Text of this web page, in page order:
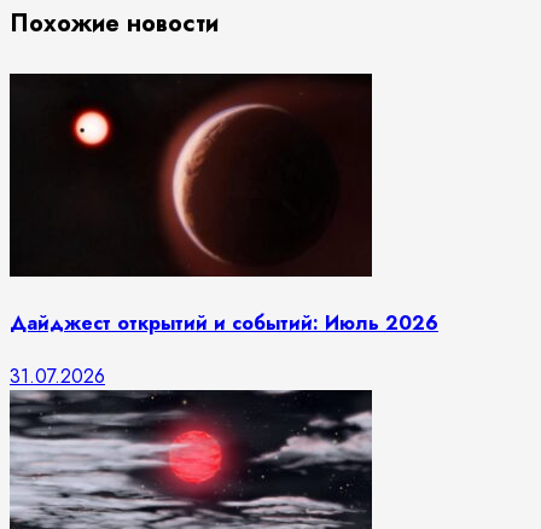
Похожие новости
Дайджест открытий и событий: Июль 2026
31.07.2026